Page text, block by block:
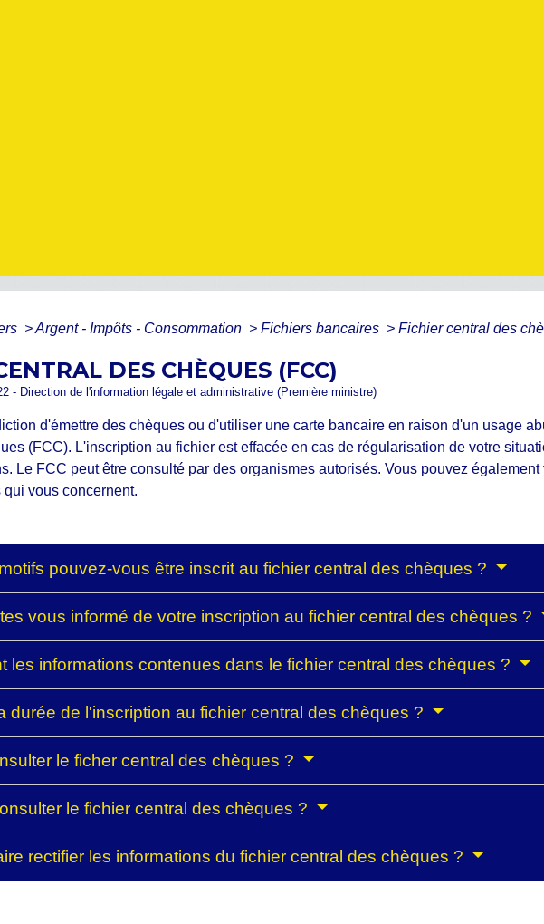
> Argent - Impôts - Consommation > Fichiers bancaires > Fichier central des
DES CHÈQUES (FCC)
- Direction de l'information légale et administrative (Première ministre)
d'émettre des chèques ou d'utiliser une carte bancaire en raison d'un usage
(FCC). L'inscription au fichier est effacée en cas de régularisation de votre
Le FCC peut être consulté par des organismes autorisés. Vous pouvez
vous concernent.
pouvez-vous être inscrit au fichier central des chèques ?
vous informé de votre inscription au fichier central des chèques ?
les informations contenues dans le fichier central des chèques ?
durée de l'inscription au fichier central des chèques ?
le ficher central des chèques ?
le fichier central des chèques ?
rectifier les informations du fichier central des chèques ?